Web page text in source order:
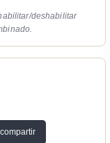
deshabilitar